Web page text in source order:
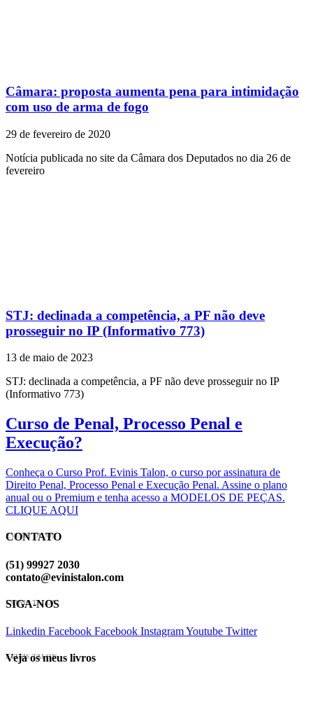
Câmara: proposta aumenta pena para intimidação
com uso de arma de fogo
29 de fevereiro de 2020
Notícia publicada no site da Câmara dos Deputados no dia 26 de
fevereiro
STJ: declinada a competência, a PF não deve
prosseguir no IP (Informativo 773)
13 de maio de 2023
STJ: declinada a competência, a PF não deve prosseguir no IP
(Informativo 773)
Curso de Penal, Processo Penal e
Execução?
Conheça o Curso Prof. Evinis Talon, o curso por assinatura de
Direito Penal, Processo Penal e Execução Penal. Assine o plano
anual ou o Premium e tenha acesso a MODELOS DE PEÇAS.
CLIQUE AQUI
EVINIS TALON
CONTATO
(51) 99927 2030
contato@evinistalon.com
EVINIS TALON
SIGA-NOS
Linkedin Facebook Facebook InstagramYoutube Twitter
EVINIS TALON
Veja os meus livros